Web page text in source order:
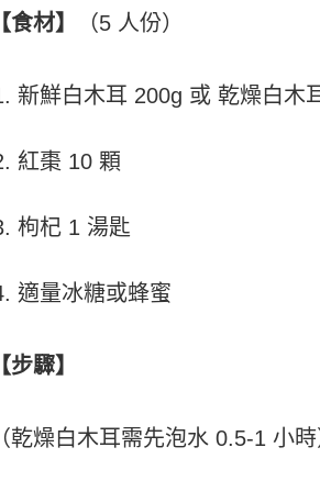
【食材】 （5 人份）
新鮮白木耳 200g 或 乾燥白木
紅棗 10 顆
枸杞 1 湯匙
適量冰糖或蜂蜜
【步驟】
（乾燥白木耳需先泡水 0.5-1 小時